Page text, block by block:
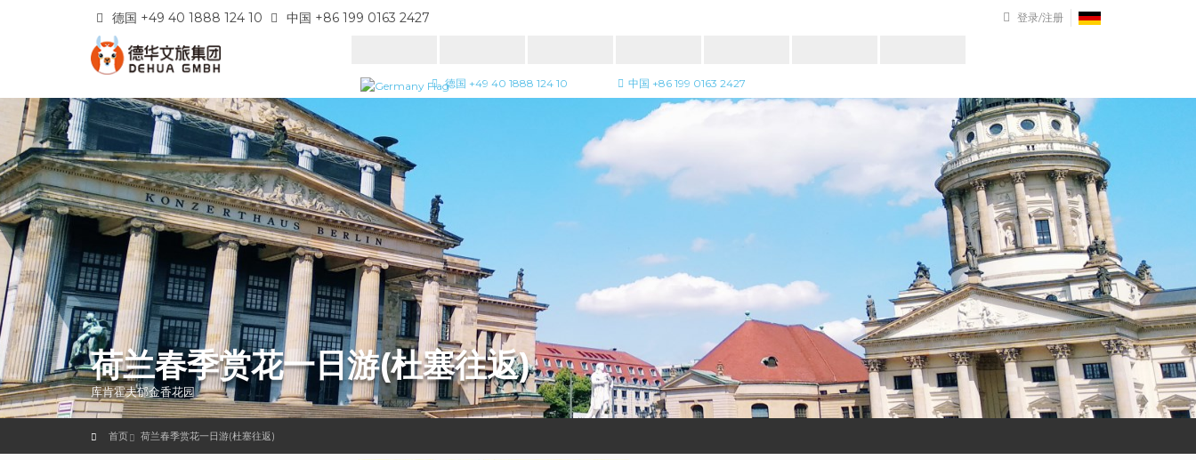
德国 +49 40 1888 124 10 中国 +86 199 0163 2427 登录/注册
德国 +49 40 1888 124 10 中国 +86 199 0163 2427
荷兰春季赏花一日游(杜塞往返)
库肯霍夫郁金香花园
首页 荷兰春季赏花一日游(杜塞往返)